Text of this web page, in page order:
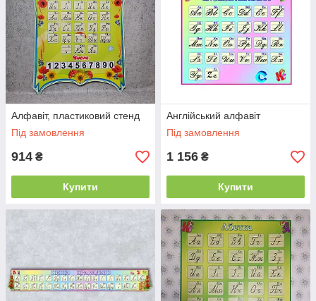
Алфавіт, пластиковий стенд
Під замовлення
914 ₴
Купити
Англійський алфавіт
Під замовлення
1 156 ₴
Купити